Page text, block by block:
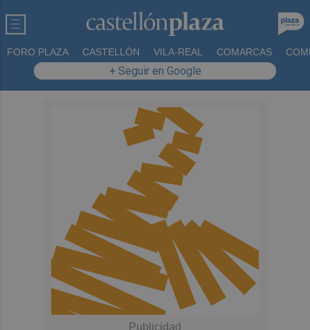
FORO PLAZA CASTELLÓN VILA-REAL COMARCAS
+ Seguir en Google